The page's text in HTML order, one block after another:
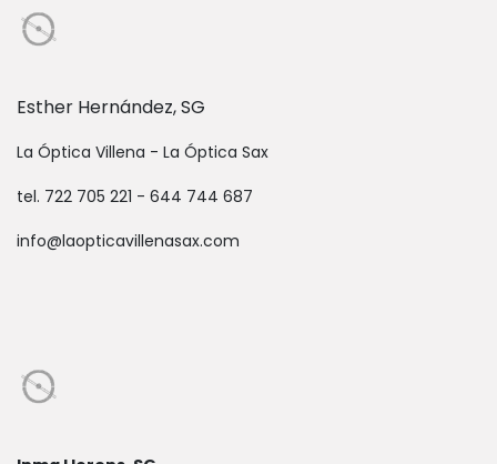
Esther Hernández, SG
La Óptica Villena - La Óptica Sax
tel. 722 705 221 - 644 744 687
info@laopticavillenasax.com